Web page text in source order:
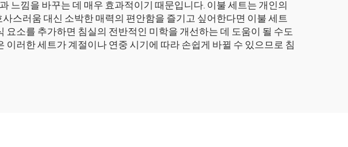
느낌을 바꾸는 데 매우 효과적이기 때문입니다. 이불 세트는 개인의
스러움 대신 소박한 매력의 편안함을 즐기고 싶어한다면 이불 세트
소를 추가하면 침실의 전반적인 미학을 개선하는 데 도움이 될 수도
러한 세트가 계절이나 연중 시기에 따라 손쉽게 바뀔 수 있으므로 침